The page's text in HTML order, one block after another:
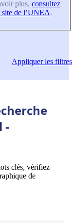
plus, consultez
site de l’UNEA.
Appliquerles filtres
-
clés, vérifiez
de